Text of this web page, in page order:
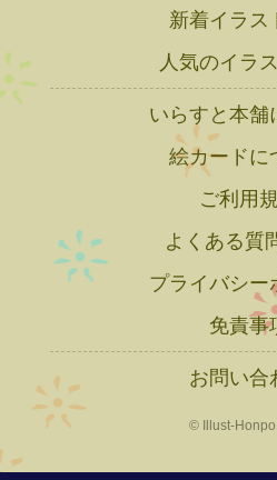
新着イラス
人気のイラ
いらすと本舗
絵カードに
ご利用
よくある質
プライバシー
免責事
お問い合
© Illust-